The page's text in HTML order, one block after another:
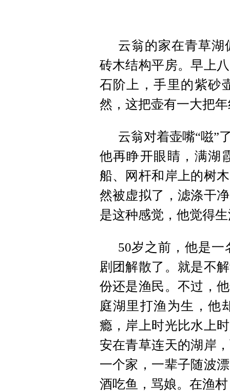
云翁的家在青草
砖木结构平房。早上
石阶上，手里的紫砂
然，这把壶有一大把
云翁对着壶嘴“嗞”
他再睁开眼睛，满湖
船、网杆和岸上的树
然被虚拟了，滤涤干
是这种感觉，他觉得
50岁之前，他是
剧团解散了。就是不
份还是渔民。不过，
庭湖里打渔为生，他
瘾，岸上时光比水上
安在青草连天的湖岸
一个家，一辈子随波
酒吃鱼，骂娘。在渔